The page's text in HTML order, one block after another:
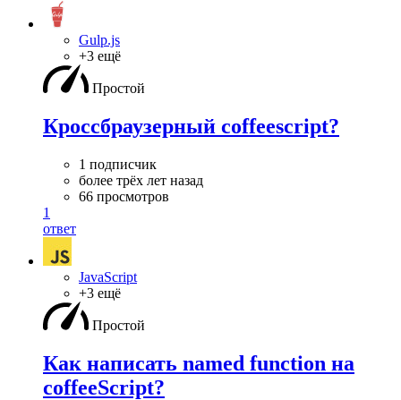
Gulp.js
+3 ещё
Простой
Кроссбраузерный coffeescript?
1 подписчик
более трёх лет назад
66 просмотров
1
ответ
JavaScript
+3 ещё
Простой
Как написать named function на
coffeeScript?